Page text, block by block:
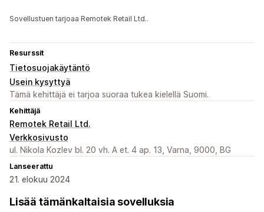
Sovellustuen tarjoaa Remotek Retail Ltd..
Resurssit
Tietosuojakäytäntö
Usein kysyttyä
Tämä kehittäjä ei tarjoa suoraa tukea kielellä Suomi.
Kehittäjä
Remotek Retail Ltd.
Verkkosivusto
ul. Nikola Kozlev bl. 20 vh. A et. 4 ap. 13, Varna, 9000, BG
Lanseerattu
21. elokuu 2024
Lisää tämänkaltaisia sovelluksia